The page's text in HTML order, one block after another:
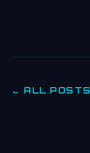
← ALL POSTS